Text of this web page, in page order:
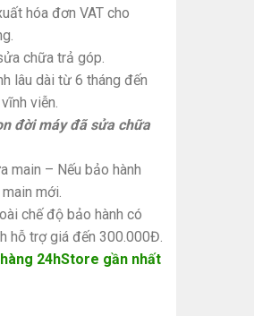
hóa đơn VAT cho
chữa trả góp.
lâu dài từ 6 tháng đến
viễn.
đời máy đã sửa chữa
main – Nếu bảo hành
mới.
chế độ bảo hành có
hỗ trợ giá đến 300.000Đ.
24hStore gần nhất